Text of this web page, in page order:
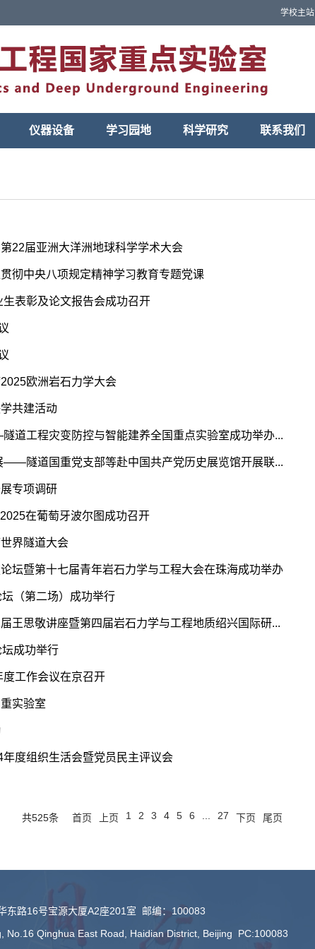
学校主站
仪器设备 学习园地 科学研究 联系我们
22届亚洲⼤洋洲地球科学学术大会
彻中央八项规定精神学习教育专题党课
表彰及论文报告会成功召开
欧洲岩石力学大会
共建活动
道工程灾变防控与智能建养全国重点实验室成功举办...
——隧道国重党支部等赴中国共产党历史展览馆开展联...
专项调研
在葡萄牙波尔图成功召开
界隧道大会
坛暨第十七届青年岩石力学与工程大会在珠海成功举办
（第二场）成功举行
王思敬讲座暨第四届岩石力学与工程地质绍兴国际研...
成功举行
工作会议在京召开
实验室
度组织生活会暨党员民主评议会
共525条 首页 上页 1 2 3 4 5 6 27 下页 尾页
东路16号宝源大厦A2座201室 邮编：100083
No.16 Qinghua East Road, Haidian District, Beijing PC:100083